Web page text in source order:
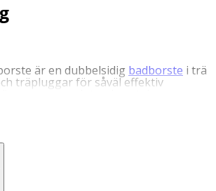
är en dubbelsidig badborste i trä
träpluggar för såväl effektiv
massage och torrborstning.
på ena sidan och träpluggar
användas till både rengöring och
handtag gör att du lättare kommer åt